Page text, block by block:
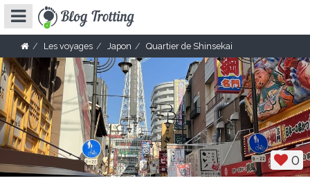
Les voyages Japon Quartier de Shinsekai
0